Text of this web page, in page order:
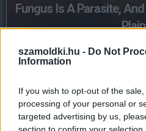
szamoldki.hu - Do Not
Information
If you wish to opt-out of the
processing of your personal or
targeted advertising by us,
section to confirm your
Fungus Is A Parasite,